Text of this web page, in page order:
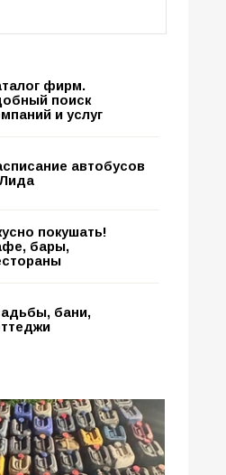
фирм.
поиск
и услуг
автобусов
Лида
покушать!
бары,
бани,